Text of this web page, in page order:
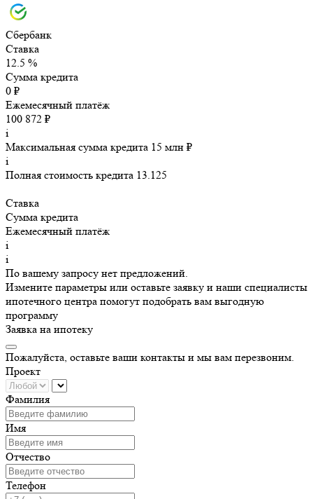
Сбербанк
Ставка
12.5 %
Сумма кредита
0 ₽
Ежемесячный платёж
100 872 ₽
i
Максимальная сумма кредита 15 млн ₽
i
Полная стоимость кредита 13.125
Ставка
Сумма кредита
Ежемесячный платёж
i
i
По вашему запросу нет предложений.
Измените параметры или оставьте заявку и наши специалисты
ипотечного центра помогут подобрать вам выгодную
программу
Заявка на ипотеку
Пожалуйста, оставьте ваши контакты и мы вам перезвоним.
Проект
Фамилия
Имя
Отчество
Телефон